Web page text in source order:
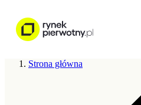
Strona główna